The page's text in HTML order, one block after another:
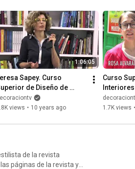
1:06:05
Sapey. Curso
de Diseño de
- Nuevo Estilo |
views • 10 years ago
Curso
Nuevo
1.7K views •
de la revista
páginas de la revista y